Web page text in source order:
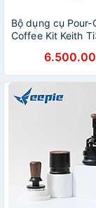
Bộ dụng cụ Pour-
Coffee Kit Keith